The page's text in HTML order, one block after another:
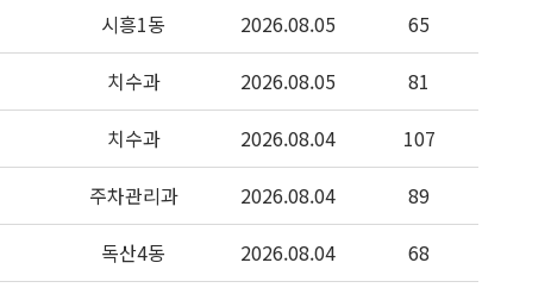
시흥1동 2026.08.05
65
치수과 2026.08.05
81
치수과 2026.08.04
107
주차관리과 2026.08.04
89
독산4동 2026.08.04
68